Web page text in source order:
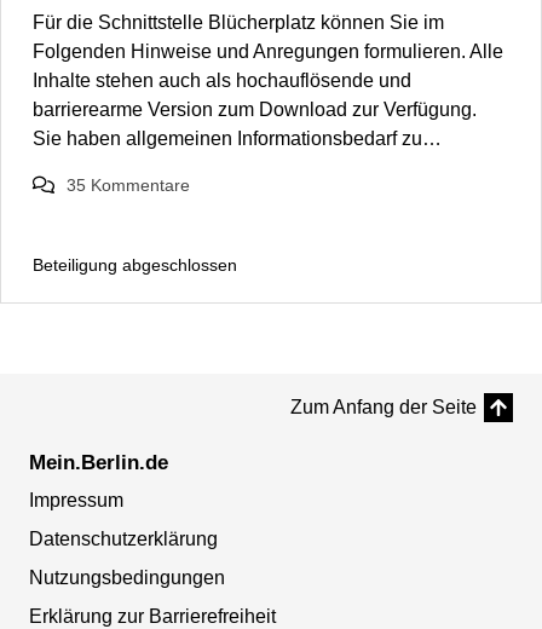
Für die Schnittstelle Blücherplatz können Sie im
Folgenden Hinweise und Anregungen formulieren. Alle
Inhalte stehen auch als hochauflösende und
barrierearme Version zum Download zur Verfügung.
Sie haben allgemeinen Informationsbedarf zu…
35 Kommentare
Beteiligung abgeschlossen
Zum Anfang der Seite
Mein.Berlin.de
Impressum
Datenschutzerklärung
Nutzungsbedingungen
Erklärung zur Barrierefreiheit